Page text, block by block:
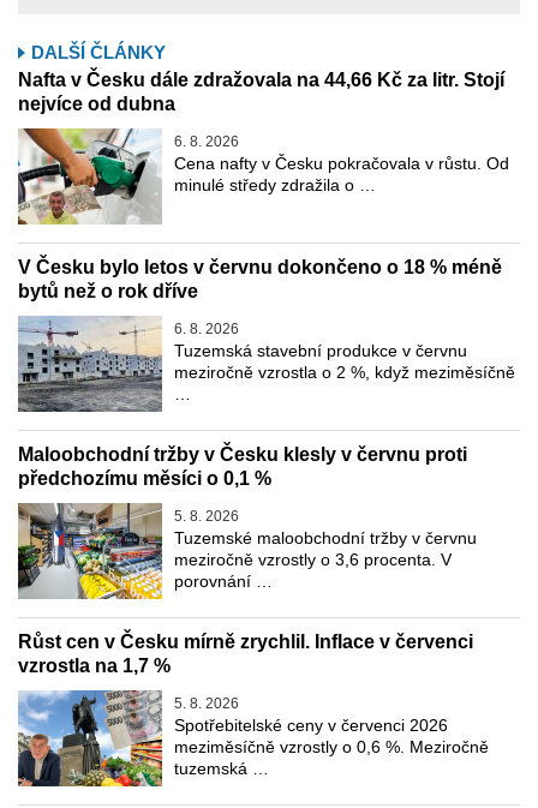
DALŠÍ ČLÁNKY
Nafta v Česku dále zdražovala na 44,66 Kč za litr. Stojí
nejvíce od dubna
6. 8. 2026
Cena nafty v Česku pokračovala v růstu. Od
minulé středy zdražila o …
V Česku bylo letos v červnu dokončeno o 18 % méně
bytů než o rok dříve
6. 8. 2026
Tuzemská stavební produkce v červnu
meziročně vzrostla o 2 %, když meziměsíčně
Maloobchodní tržby v Česku klesly v červnu proti
předchozímu měsíci o 0,1 %
5. 8. 2026
Tuzemské maloobchodní tržby v červnu
meziročně vzrostly o 3,6 procenta. V
porovnání …
Růst cen v Česku mírně zrychlil. Inflace v červenci
vzrostla na 1,7 %
5. 8. 2026
Spotřebitelské ceny v červenci 2026
meziměsíčně vzrostly o 0,6 %. Meziročně
tuzemská …